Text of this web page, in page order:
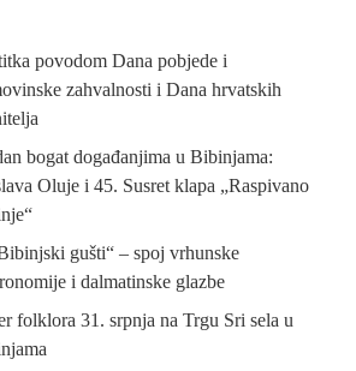
povodom Dana pobjede i
zahvalnosti i Dana hrvatskih
bogat događanjima u Bibinjama:
Oluje i 45. Susret klapa „Raspivano
gušti“ – spoj vrhunske
i dalmatinske glazbe
folklora 31. srpnja na Trgu Sri sela u